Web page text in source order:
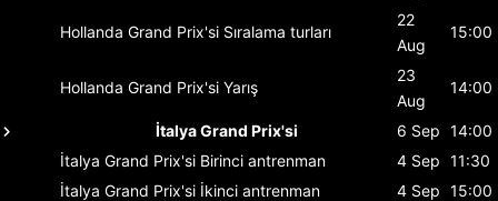
Hollanda Grand Prix'si Sıralama turları
22
Aug
15:00
Hollanda Grand Prix'si Yarış
23
Aug
14:00
İtalya Grand Prix'si 6 Sep 14:00
İtalya Grand Prix'si Birinci antrenman 4 Sep 11:30
İtalya Grand Prix'si İkinci antrenman 4 Sep 15:00